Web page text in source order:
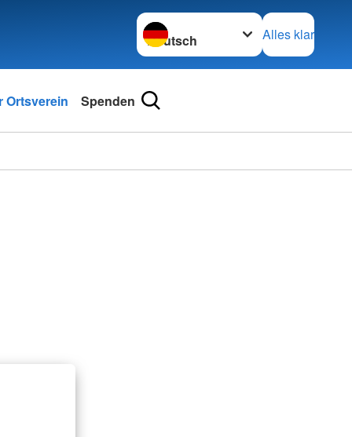
Sprache wechseln zu
Alles klar
Ortsverein Spenden